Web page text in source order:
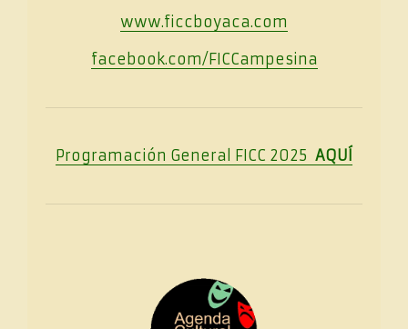
www.ficcboyaca.com
facebook.com/FICCampesina
Programación General FICC 2025 AQUÍ